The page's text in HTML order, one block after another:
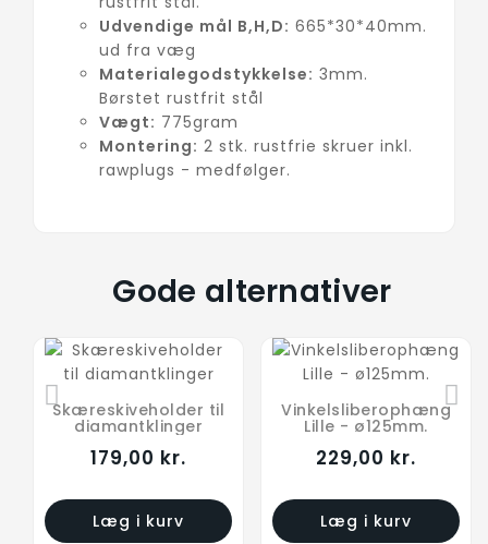
Udvendige mål B,H,D: 665*30*40mm.
ud fra væg
Materialegodstykkelse: 3mm.
Børstet rustfrit stål
Vægt: 775gram
Montering: 2 stk. rustfrie skruer inkl.
rawplugs - medfølger.
Gode alternativer
Skæreskiveholder til
diamantklinger
179,00 kr.
Læg i kurv
Vinkelsliberophæng
Lille - ø125mm.
229,00 kr.
Læg i kurv